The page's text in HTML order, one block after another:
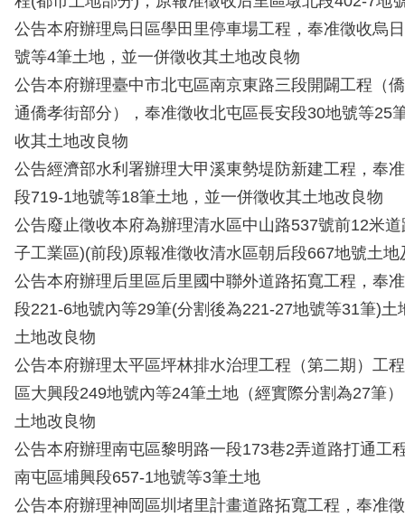
公告本府辦理烏日區學田里停車場工程，奉准徵收烏
號等4筆土地，並一併徵收其土地改良物
公告本府辦理臺中市北屯區南京東路三段開闢工程（
通僑孝街部分），奉准徵收北屯區長安段30地號等25
收其土地改良物
公告經濟部水利署辦理大甲溪東勢堤防新建工程，奉
段719-1地號等18筆土地，並一併徵收其土地改良物
公告廢止徵收本府為辦理清水區中山路537號前12米
子工業區)(前段)原報准徵收清水區朝后段667地號土
公告本府辦理后里區后里國中聯外道路拓寬工程，奉
段221-6地號內等29筆(分割後為221-27地號等31筆)土
土地改良物
公告本府辦理太平區坪林排水治理工程（第二期）工
區大興段249地號內等24筆土地（經實際分割為27筆
土地改良物
公告本府辦理南屯區黎明路一段173巷2弄道路打通工
南屯區埔興段657-1地號等3筆土地
公告本府辦理神岡區圳堵里計畫道路拓寬工程，奉准